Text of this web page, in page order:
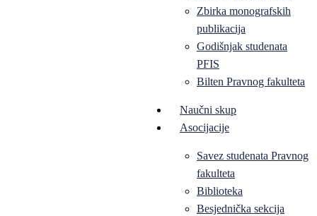
Zbirka monografskih
publikacija
Godišnjak studenata
PFIS
Bilten Pravnog fakulteta
Naučni skup
Asocijacije
Savez studenata Pravnog
fakulteta
Biblioteka
Besjednička sekcija